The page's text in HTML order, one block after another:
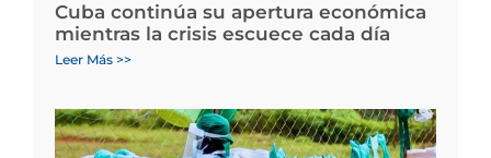
Cuba continúa su apertura económica
mientras la crisis escuece cada día
Leer Más >>